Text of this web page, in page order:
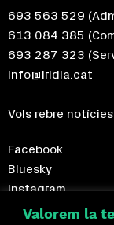
Valorem la
693 563 529
613 084 385
693 287 323
info@iridia.cat
Vols rebre
Facebook
Bluesky
Instagram
Telegram